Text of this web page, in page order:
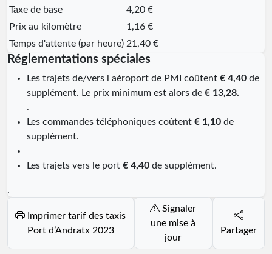
Taxe de base
4,20 €
Prix au kilomètre
1,16 €
Temps d'attente (par heure) 21,40 €
Réglementations spéciales
Les trajets de/vers l aéroport de PMI coûtent € 4,40 de
supplément. Le prix minimum est alors de € 13,28.
.
Les commandes téléphoniques coûtent € 1,10 de
supplément.
Les trajets vers le port € 4,40 de supplément.
.
Port d’Andratx 2023
Signaler
une mise à
jour
Partager